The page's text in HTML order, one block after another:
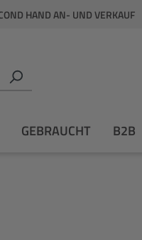
HAND AN- UND VERKAUF
GEBRAUCHT B2B